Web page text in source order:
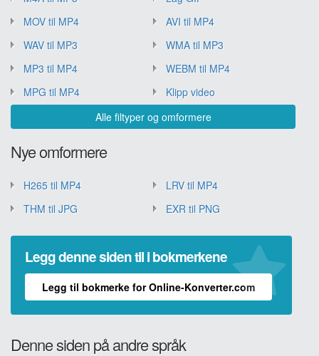
MOV til MP4
AVI til MP4
WAV til MP3
WMA til MP3
MP3 til MP4
WEBM til MP4
MPG til MP4
Klipp video
Alle filtyper og omformere
Nye omformere
H265 til MP4
LRV til MP4
THM til JPG
EXR til PNG
Legg denne siden til i bokmerkene
Legg til bokmerke for Online-Konverter.com
Denne siden på andre språk